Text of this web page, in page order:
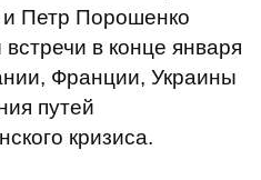
Петр Порошенко
в конце января
Франции, Украины
путей
кризиса.